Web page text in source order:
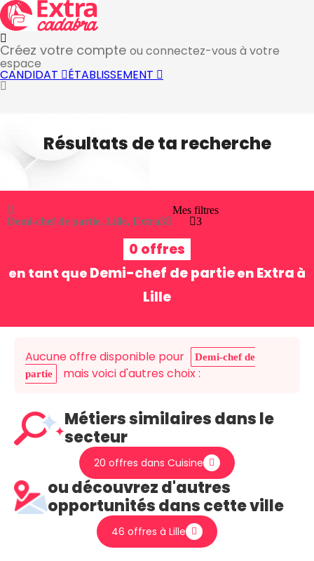
Créez votre compte ou connectez-vous à votre
espace
CANDIDAT ÉTABLISSEMENT
Résultats de ta recherche
Demi-chef de partie, Lille, Extra3
Mes filtres
3
0 offres
en tant que Demi-chef de partieen Extra à
Lille
Aucune offre disponible pour
Demi-chef de
partie
mais voici d'autres choix :
Métiers similaires dans le
secteur
20 offres dans Cuisine
ou découvrez d'autres
opportunités dans cette ville
46 offres à Lille